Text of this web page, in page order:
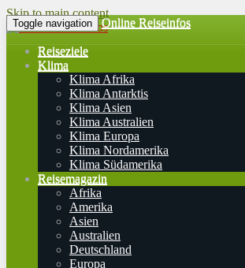
Skip to main content
Toggle navigation Online Reiseinfos
Reiseziele
Klima
Klima Afrika
Klima Antarktis
Klima Asien
Klima Australien
Klima Europa
Klima Nordamerika
Klima Südamerika
Reisemagazin
Afrika
Amerika
Asien
Australien
Deutschland
Europa